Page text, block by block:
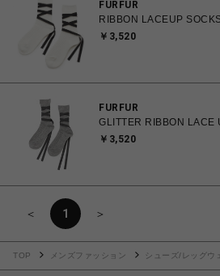
FURFUR
RIBBON LACEUP
￥3,520
FURFUR
GLITTER RIBBON LACE
￥3,520
＜ 1 ＞
TOP メンズファッション シューズ/レッグウ